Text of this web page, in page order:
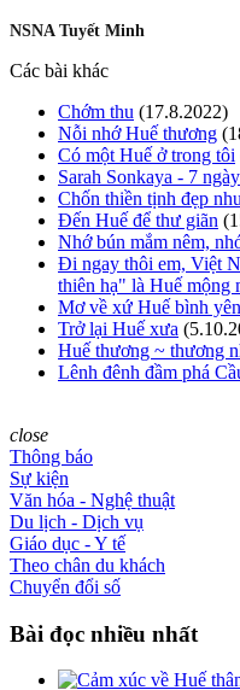
NSNA Tuyết Minh
Các bài khác
Chớm thu (17.8.2022)
Nỗi nhớ Huế thương
Có một Huế ở trong tôi
Sarah Sonkaya - 7
Chốn thiền tịnh đẹp
Đến Huế để thư giãn
Nhớ bún mắm nêm,
Đi ngay thôi em, Việt
thiên hạ" là Huế mộng
Mơ về xứ Huế bình yên
Trở lại Huế xưa
Huế thương ~ thương
Lênh đênh đầm phá
close
Thông báo
Sự kiện
Văn hóa - Nghệ thuật
Du lịch - Dịch vụ
Giáo dục - Y tế
Theo chân du khách
Chuyển đổi số
Bài đọc nhiều nhất